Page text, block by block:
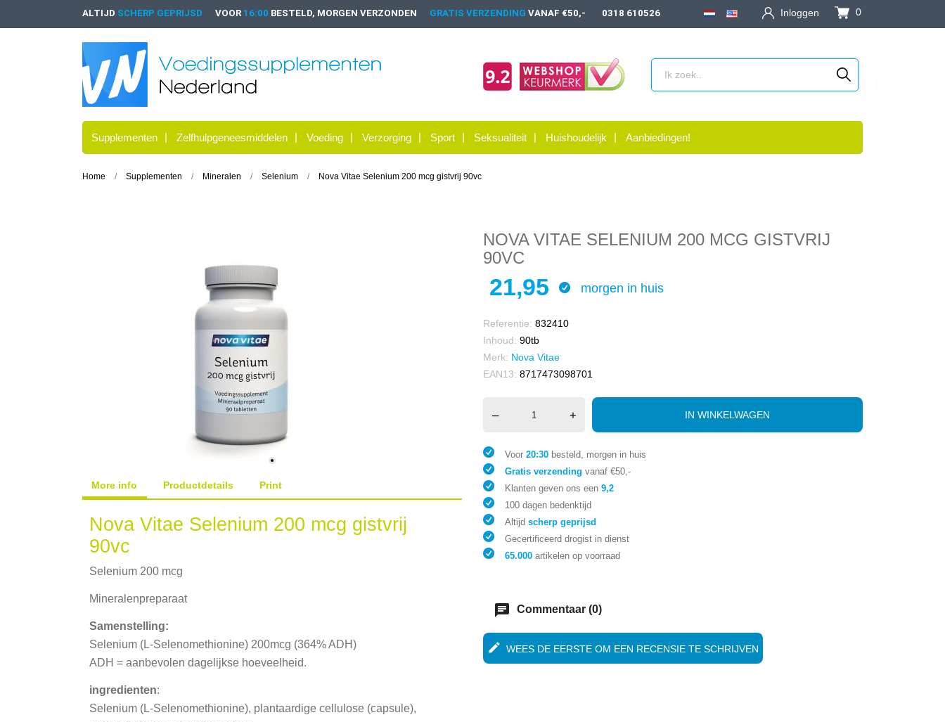
ALTIJD SCHERP GEPRIJSD VOOR 16:00 BESTELD, MORGEN VERZONDEN GRATIS VERZENDING VANAF €50,- 0318 610526 Inloggen 0
Supplementen Zelfhulpgeneesmiddelen Voeding Verzorging Sport Seksualiteit Huishoudelijk Aanbiedingen!
Home Supplementen Mineralen Selenium Nova Vitae Selenium 200 mcg gistvrij 90vc
More info Productdetails Print
Nova Vitae Selenium 200 mcg gistvrij
90vc
Selenium 200 mcg
Mineralenpreparaat
Samenstelling:
Selenium (L-Selenomethionine) 200mcg (364% ADH)
ADH = aanbevolen dagelijkse hoeveelheid.
ingredienten:
Selenium (L-Selenomethionine), plantaardige cellulose (capsule),
NOVA VITAE SELENIUM 200 MCG GISTVRIJ
90VC
21,95 morgen in huis
Referentie: 832410
Inhoud: 90tb
Merk: Nova Vitae
EAN13: 8717473098701
– + IN WINKELWAGEN
Voor 20:30 besteld, morgen in huis
Gratis verzending vanaf €50,-
Klanten geven ons een 9,2
100 dagen bedenktijd
Altijd scherp geprijsd
Gecertificeerd drogist in dienst
65.000 artikelen op voorraad
chat Commentaar (0)
edit WEES DE EERSTE OM EEN RECENSIE TE SCHRIJVEN